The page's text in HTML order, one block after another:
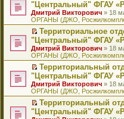
н
и
ю
о
о
б
щ
е
н
и
ю
н
о
м
у
с
о
о
б
щ
е
н
и
ю
ч
и
т
а
н
н
о
м
у
с
о
о
б
щ
е
н
и
н
е
п
р
о
ч
и
т
а
н
н
о
м
у
с
о
о
р
в
о
м
у
н
е
п
р
о
ч
и
т
а
н
н
о
т
и
к
п
е
р
в
о
м
у
н
е
п
р
о
ч
и
П
е
р
е
й
т
и
к
п
е
р
в
о
м
у
н
е
"Центральный" ФГАУ
Дмитрий Викторович » 18
ОРГАНЫ (ДЖО,
П
е
р
е
й
т
и
к
п
е
р
в
Территориальное
"Центральный" ФГАУ
Дмитрий Викторович » 18
ОРГАНЫ (ДЖО,
П
е
р
е
й
т
и
Территориальный
"Центральный" ФГАУ
Дмитрий Викторович » 18
ОРГАНЫ (ДЖО,
П
е
Территориальный
"Центральный" ФГАУ